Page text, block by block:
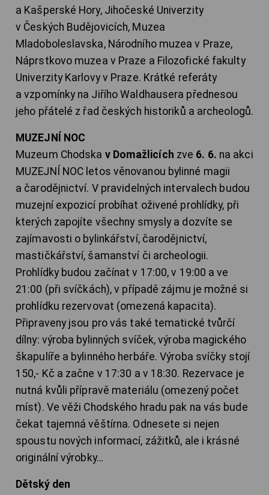
a Kašperské Hory, Jihočeské Univerzity
v Českých Budějovicích, Muzea
Mladoboleslavska, Národního muzea v Praze,
Náprstkovo muzea v Praze a Filozofické fakulty
Univerzity Karlovy v Praze. Krátké referáty
a vzpomínky na Jiřího Waldhausera přednesou
jeho přátelé z řad českých historiků a archeologů.
MUZEJNÍ NOC
Muzeum Chodska v Domažlicích zve 6. 6. na akci
MUZEJNÍ NOC letos věnovanou bylinné magii
a čarodějnictví. V pravidelných intervalech budou
muzejní expozicí probíhat oživené prohlídky, při
kterých zapojíte všechny smysly a dozvíte se
zajímavosti o bylinkářství, čarodějnictví,
mastičkářství, šamanství či archeologii.
Prohlídky budou začínat v 17:00, v 19:00 a ve
21:00 (při svíčkách), v případě zájmu je možné si
prohlídku rezervovat (omezená kapacita).
Připraveny jsou pro vás také tematické tvůrčí
dílny: výroba bylinných svíček, výroba magického
škapulíře a bylinného herbáře. Výroba svíčky stojí
150,- Kč a začne v 17:30 a v 18:30. Rezervace je
nutná kvůli přípravě materiálu (omezený počet
míst). Ve věži Chodského hradu pak na vás bude
čekat tajemná věštírna. Odnesete si nejen
spoustu nových informací, zážitků, ale i krásné
originální výrobky…
Dětský den